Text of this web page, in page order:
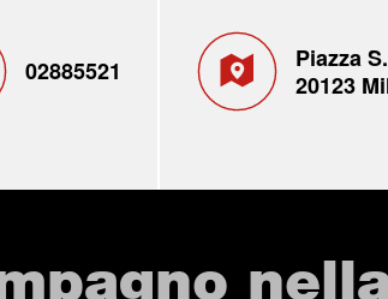
02885521
Piazza
20123